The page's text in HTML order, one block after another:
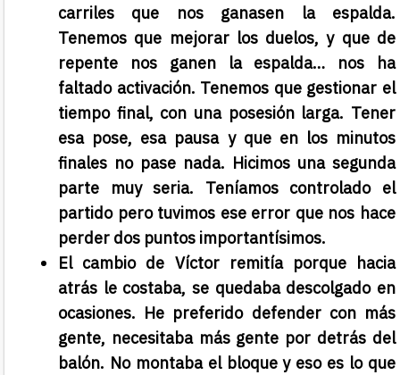
carriles que nos ganasen la espalda.
Tenemos que mejorar los duelos, y que de
repente nos ganen la espalda… nos ha
faltado activación. Tenemos que gestionar el
tiempo final, con una posesión larga. Tener
esa pose, esa pausa y que en los minutos
finales no pase nada. Hicimos una segunda
parte muy seria. Teníamos controlado el
partido pero tuvimos ese error que nos hace
perder dos puntos importantísimos.
El cambio de Víctor remitía porque hacia
atrás le costaba, se quedaba descolgado en
ocasiones. He preferido defender con más
gente, necesitaba más gente por detrás del
balón. No montaba el bloque y eso es lo que